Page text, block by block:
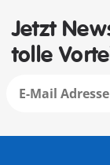
Jetzt
tolle